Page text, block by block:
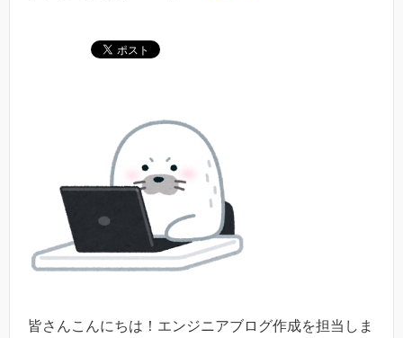
皆さんこんにちは！エンジニアブログ作成を担当しま